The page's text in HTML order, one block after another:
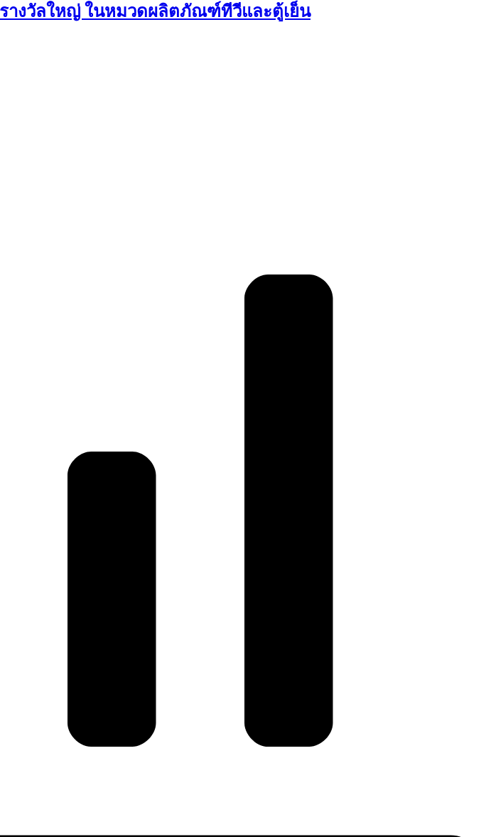
างวัลใหญ่ ในหมวดผลิตภัณฑ์ทีวีและตู้เย็น